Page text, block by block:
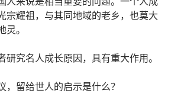
宗耀祖，与其同地域的老乡，也莫大
。
研究名人成长原因，具有重大作用。
，留给世人的启示是什么？